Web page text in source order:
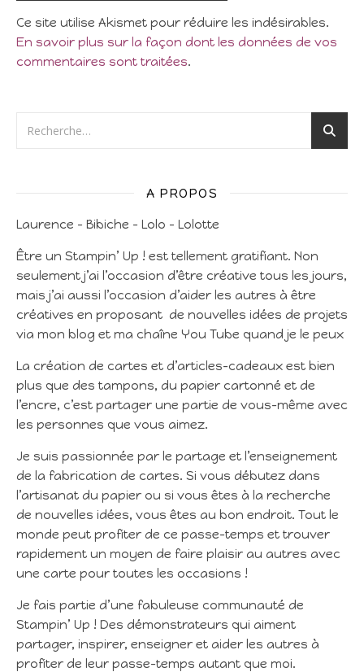
Ce site utilise Akismet pour réduire les indésirables.
En savoir plus sur la façon dont les données de vos
commentaires sont traitées.
A PROPOS
Laurence – Bibiche – Lolo – Lolotte
Être un Stampin’ Up ! est tellement gratifiant. Non
seulement j’ai l’occasion d’être créative tous les jours,
mais j’ai aussi l’occasion d’aider les autres à être
créatives en proposant de nouvelles idées de projets
via mon blog et ma chaîne You Tube quand je le peux
La création de cartes et d’articles-cadeaux est bien
plus que des tampons, du papier cartonné et de
l’encre, c’est partager une partie de vous-même avec
les personnes que vous aimez.
Je suis passionnée par le partage et l’enseignement
de la fabrication de cartes. Si vous débutez dans
l’artisanat du papier ou si vous êtes à la recherche
de nouvelles idées, vous êtes au bon endroit. Tout le
monde peut profiter de ce passe-temps et trouver
rapidement un moyen de faire plaisir au autres avec
une carte pour toutes les occasions !
Je fais partie d’une fabuleuse communauté de
Stampin’ Up ! Des démonstrateurs qui aiment
partager, inspirer, enseigner et aider les autres à
profiter de leur passe-temps autant que moi.